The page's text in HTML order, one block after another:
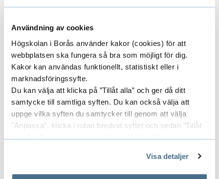
Användning av cookies
Högskolan i Borås använder kakor (cookies) för att
webbplatsen ska fungera så bra som möjligt för dig.
Kakor kan användas funktionellt, statistiskt eller i
marknadsföringssyfte.
Du kan välja att klicka på ”Tillåt alla” och ger då ditt
samtycke till samtliga syften. Du kan också välja att
uppge vilka syften du samtycker till genom att välja
"Anpassa", klicka i rutan bredvid syftet och sedan ”Tillåt
urval”. Du kan när som helst ta tillbaka ditt samtycke
På fliken "Information" kan du läsa om hur kakorna
Visa detaljer
innovationer i form
ställs emot
individens
grundläggande fri- och rättigheter, säger
Therese Bäckman, projektledare och
universitetslektor i offentlig rätt vid Högskolan
i Borås.
– Min förhoppning är att studien ska bidra med
kunskap om digitala lösningar, som omgärdas